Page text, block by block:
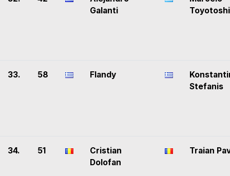
Galanti
Toyotoshi
33. 58 Flandy
Stefanis
34. 51
Cristian
Dolofan
Traian